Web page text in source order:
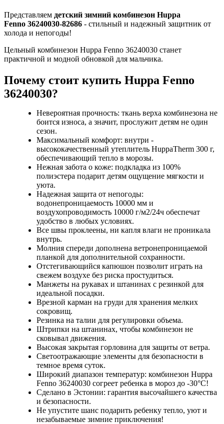
Представляем детский зимний комбинезон Huppa
Fenno 36240030-82686 - стильный и надежный защитник от
холода и непогоды!
Цельный комбинезон Huppa Fenno 36240030 станет
практичной и модной обновкой для мальчика.
Почему стоит купить Huppa Fenno
36240030?
Невероятная прочность: ткань верха комбинезона не
боится износа, а значит, прослужит детям не один
сезон.
Максимальный комфорт: внутри -
высококачественный утеплитель HuppaTherm 300 г,
обеспечивающий тепло в морозы.
Нежная забота о коже: подкладка из 100%
полиэстера подарит детям ощущение мягкости и
уюта.
Надежная защита от непогоды:
водонепроницаемость 10000 мм и
воздухопроводимость 10000 г/м2/24ч обеспечат
удобство в любых условиях.
Все швы проклеены, ни капля влаги не проникала
внутрь.
Молния спереди дополнена ветронепроницаемой
планкой для дополнительной сохранности.
Отстегивающийся капюшон позволит играть на
свежем воздухе без риска простудиться.
Манжеты на рукавах и штанинах с резинкой для
идеальной посадки.
Врезной карман на груди для хранения мелких
сокровищ.
Резинка на талии для регулировки объема.
Штрипки на штанинах, чтобы комбинезон не
сковывал движения.
Высокая закрытая горловина для защиты от ветра.
Светоотражающие элементы для безопасности в
темное время суток.
Широкий диапазон температур: комбинезон Huppa
Fenno 36240030 согреет ребенка в мороз до -30°C!
Сделано в Эстонии: гарантия высочайшего качества
и безопасности.
Не упустите шанс подарить ребенку тепло, уют и
незабываемые зимние приключения!